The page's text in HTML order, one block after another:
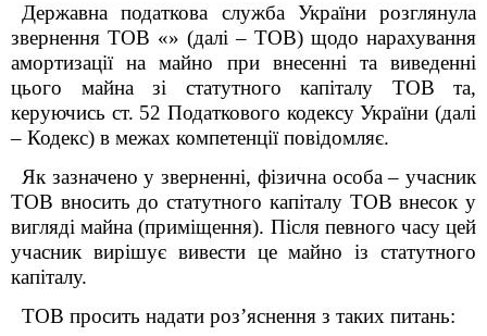
Державна податкова служба України розглянула
звернення ТОВ «» (далі – ТОВ) щодо нарахування
амортизації на майно при внесенні та виведенні
цього майна зі статутного капіталу ТОВ та,
керуючись ст. 52 Податкового кодексу України (далі
– Кодекс) в межах компетенціїповідомляє.
Як зазначено у зверненні, фізична особа – учасник
ТОВ вносить до статутного капіталу ТОВ внесок у
вигляді майна (приміщення). Після певного часу цей
учасник вирішує вивести це майно із статутного
капіталу.
ТОВ просить надати роз’яснення з таких питань: